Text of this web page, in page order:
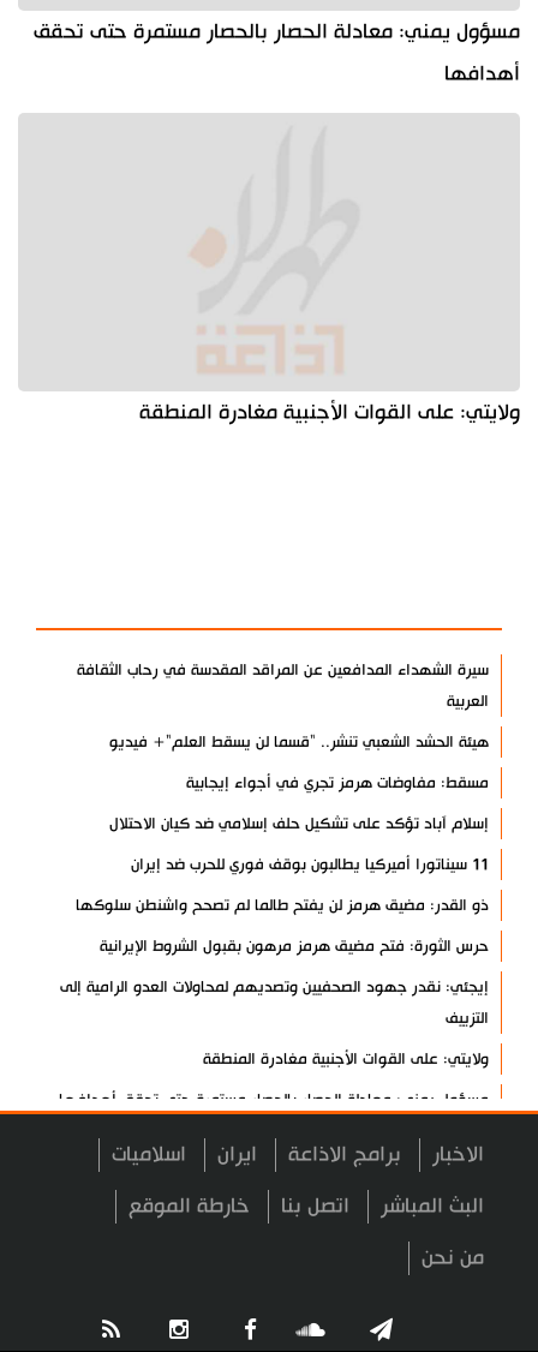
مسؤول يمني: معادلة الحصار بالحصار مستمرة حتى تحقق
أهدافها
ولايتي: على القوات الأجنبية مغادرة المنطقة
سيرة الشهداء المدافعين عن المراقد المقدسة في رحاب الثقافة
العربية
هيئة الحشد الشعبي تنشر.. "قسما لن يسقط العلم"+ فيديو
مسقط: مفاوضات هرمز تجري في أجواء إيجابية
إسلام آباد تؤكد على تشكيل حلف إسلامي ضد كيان الاحتلال
11 سيناتورا أميركيا يطالبون بوقف فوري للحرب ضد إيران
ذو القدر: مضيق هرمز لن يفتح طالما لم تصحح واشنطن سلوكها
حرس الثورة: فتح مضيق هرمز مرهون بقبول الشروط الإيرانية
إيجئي: نقدر جهود الصحفيين وتصديهم لمحاولات العدو الرامية إلى
التزييف
ولايتي: على القوات الأجنبية مغادرة المنطقة
مسؤول يمني: معادلة الحصار بالحصار مستمرة حتى تحقق أهدافها
أطراف خارجية توسلت بالعراق لضمان عدم الرد على الاعتداءات
قاليباف يشيد بمهمة الصحفيين في الدفاع عن الاقتدار الثقافي للشعب
معادلة جديدة لـ "صنعاء".. "التصعيد بالتصعيد"+ فيديو
طهران: الاتفاق مع عُمان لا يعني إعادة فتح مضيق هرمز
الاخبار برامج الاذاعة ايران اسلاميات
البث المباشر اتصل بنا خارطة الموقع
من نحن